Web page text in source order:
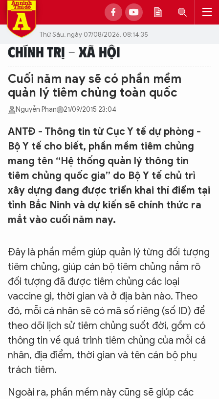
Thứ Sáu, ngày 07/08/2026, 08:14:35
CHÍNH TRỊ - XÃ HỘI
Cuối năm nay sẽ có phần mềm
quản lý tiêm chủng toàn quốc
Nguyễn Phan 21/09/2015 23:04
ANTĐ - Thông tin từ Cục Y tế dự phòng -
Bộ Y tế cho biết, phần mềm tiêm chủng
mang tên “Hệ thống quản lý thông tin
tiêm chủng quốc gia” do Bộ Y tế chủ trì
xây dựng đang được triển khai thí điểm tại
tỉnh Bắc Ninh và dự kiến sẽ chính thức ra
mắt vào cuối năm nay.
Đây là phần mềm giúp quản lý từng đối tượng
tiêm chủng, giúp cán bộ tiêm chủng nắm rõ
đối tượng đã được tiêm chủng các loại
vaccine gì, thời gian và ở địa bàn nào. Theo
đó, mỗi cá nhân sẽ có mã số riêng (số ID) để
theo dõi lịch sử tiêm chủng suốt đời, gồm có
thông tin về quá trình tiêm chủng của mỗi cá
nhân, địa điểm, thời gian và tên cán bộ phụ
trách tiêm.
Ngoài ra, phần mềm này cũng sẽ giúp các